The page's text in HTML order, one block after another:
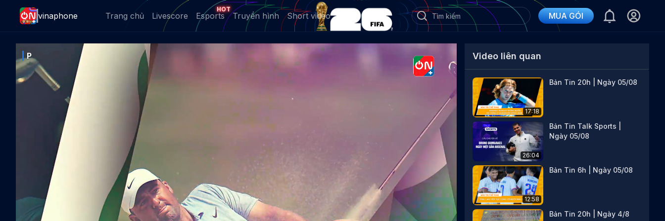
vinaphone Trang chủ Livescore Esports
HOT
Truyền hình Short video MUA GÓI
P Video liên quan
17:18
Bản Tin 20h | Ngày 05/08
26:04
Bản Tin Talk Sports |
Ngày 05/08
12:58
Bản Tin 6h | Ngày 05/08
Bản Tin 20h | Ngày 4/8